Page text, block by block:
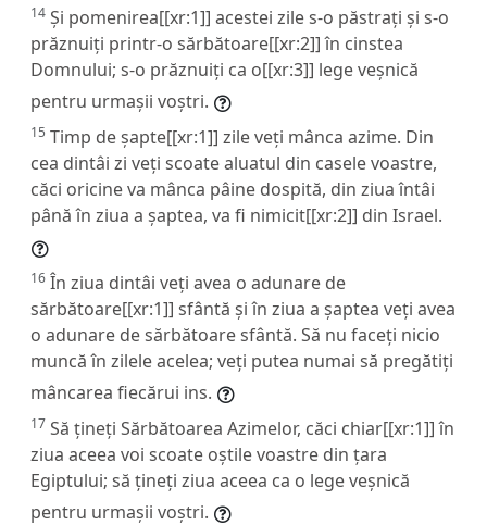
14 Și pomenirea[[xr:1]] acestei zile s-o păstrați și s-o
prăznuiți printr-o sărbătoare[[xr:2]] în cinstea
Domnului; s-o prăznuiți ca o[[xr:3]] lege veșnică
pentru urmașii voștri.
15 Timp de șapte[[xr:1]] zile veți mânca azime. Din
cea dintâi zi veți scoate aluatul din casele voastre,
căci oricine va mânca pâine dospită, din ziua întâi
până în ziua a șaptea, va fi nimicit[[xr:2]] din Israel.
16 În ziua dintâi veți avea o adunare de
sărbătoare[[xr:1]] sfântă și în ziua a șaptea veți avea
o adunare de sărbătoare sfântă. Să nu faceți nicio
muncă în zilele acelea; veți putea numai să pregătiți
mâncarea fiecărui ins.
17 Să țineți Sărbătoarea Azimelor, căci chiar[[xr:1]] în
ziua aceea voi scoate oștile voastre din țara
Egiptului; să țineți ziua aceea ca o lege veșnică
pentru urmașii voștri.